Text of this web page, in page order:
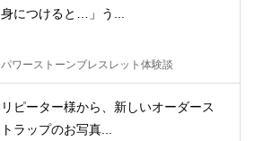
身につけると…」う...
パワーストーンブレスレット体験談
リピーター様から、新しいオーダース
トラップのお写真...